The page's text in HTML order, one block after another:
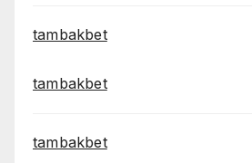
tambakbet
tambakbet
tambakbet